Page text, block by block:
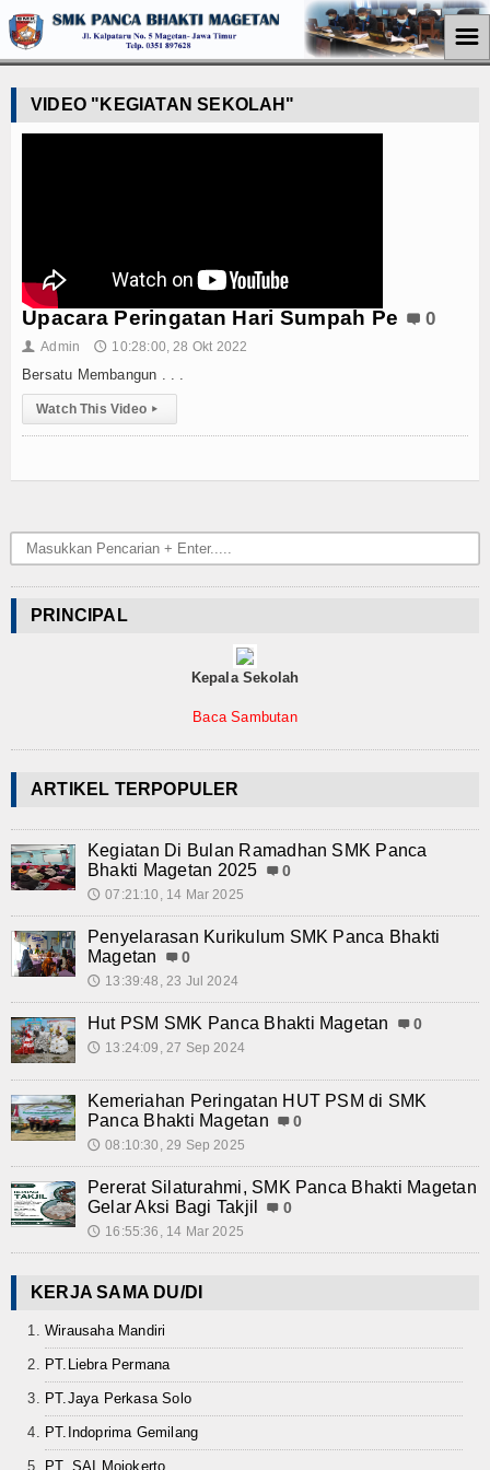
Jurusan
Akuntansi
Pemasaran
Berita
Pendidikan
SMK-KU
Video
Agenda
Alumni
Konsultasi
Hubungi Kami
☰
VIDEO "KEGIATAN SEKOLAH"
Upacara Peringatan Hari Sumpah Pe 0
👤 Admin 🕔 10:28:00, 28 Okt 2022
Bersatu Membangun . . .
Watch This Video ▸
PRINCIPAL
Kepala Sekolah
Baca Sambutan
ARTIKEL TERPOPULER
Kegiatan Di Bulan Ramadhan SMK Panca
Bhakti Magetan 2025
0
🕔 07:21:10, 14 Mar 2025
Penyelarasan Kurikulum SMK Panca Bhakti
Magetan
0
🕔 13:39:48, 23 Jul 2024
Hut PSM SMK Panca Bhakti Magetan 0
🕔 13:24:09, 27 Sep 2024
Kemeriahan Peringatan HUT PSM di SMK
Panca Bhakti Magetan
0
🕔 08:10:30, 29 Sep 2025
Pererat Silaturahmi, SMK Panca Bhakti Magetan
Gelar Aksi Bagi Takjil
0
🕔 16:55:36, 14 Mar 2025
KERJA SAMA DU/DI
Wirausaha Mandiri
PT.Liebra Permana
PT.Jaya Perkasa Solo
PT.Indoprima Gemilang
PT. SAI Mojokerto